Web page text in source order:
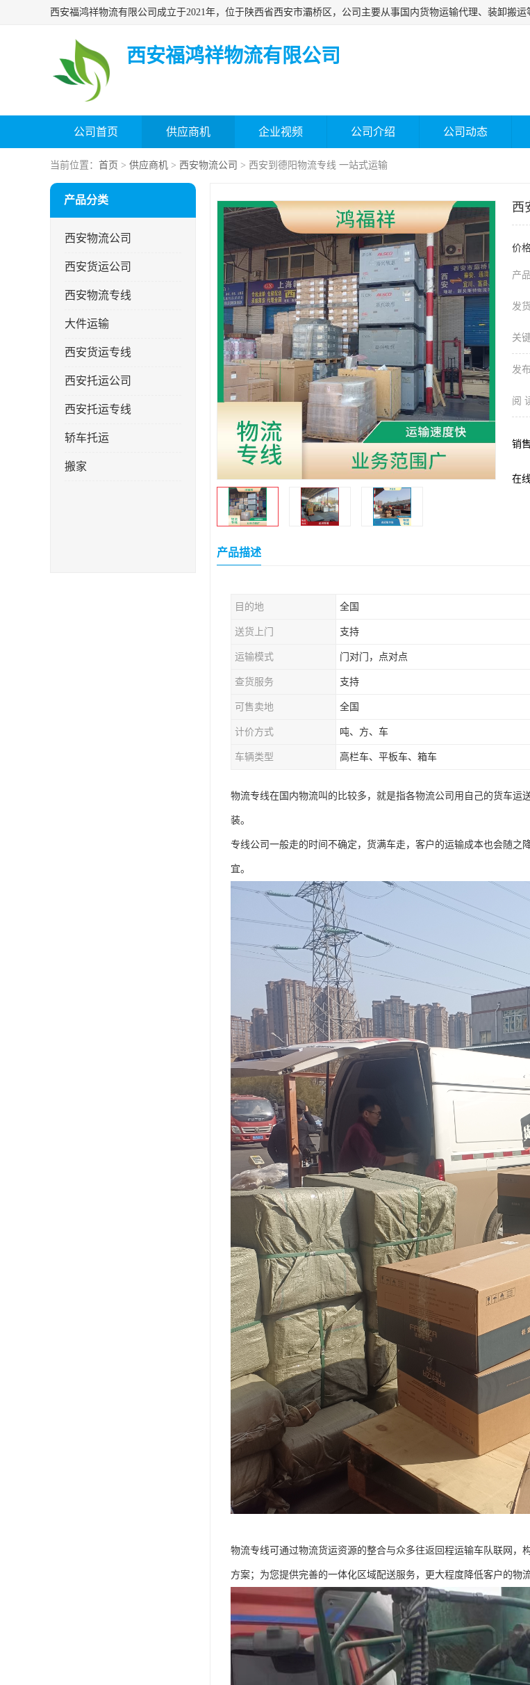
西安福鸿祥物流有限公司
公司首页 供应商机 企业视频 公司介绍 公司动态
当前位置： 首页 > 供应商机 > 西安物流公司 > 西安到德阳物流专线 一站式运输
产品分类
西安物流公司
西安货运公司
西安物流专线
大件运输
西安货运专线
西安托运公司
西安托运专线
轿车托运
搬家
西
价
产
发
关
发
阅
销
在
产品描述
目的地 全国
送货上门 支持
运输模式 门对门，点对点
查货服务 支持
可售卖地 全国
计价方式 吨、方、车
车辆类型 高栏车、平板车、箱车
物流专线在国内物流叫的比较多，就是指各物流公司用自己的货车
装。
专线公司一般走的时间不确定，货满车走，客户的运输成本也会随
宜。
物流专线可通过物流货运资源的整合与众多往返回程运输车队联网
方案；为您提供完善的一体化区域配送服务，更大程度降低客户的物流